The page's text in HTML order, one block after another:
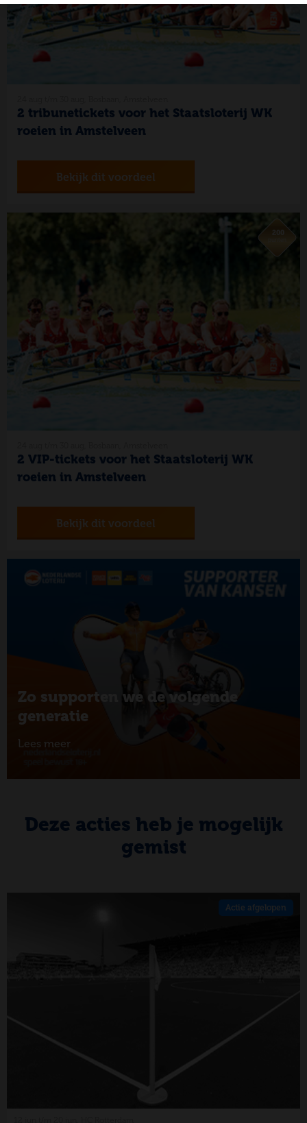
2 tribunetickets voor het Staatsloterij WK
roeien in Amstelveen
Bekijk dit voordeel
2 VIP-tickets voor het Staatsloterij WK
roeien in Amstelveen
Bekijk dit voordeel
Zo supporten we de volgende
generatie
Lees meer
Deze acties heb je mogelijk
gemist
Actie afgelopen